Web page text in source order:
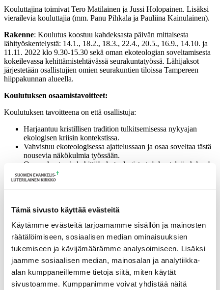
Tämä sivusto käyttää evästeitä
Käytämme evästeitä tarjoamamme sisällön ja mainosten
räätälöimiseen, sosiaalisen median ominaisuuksien
tukemiseen ja kävijämäärämme analysoimiseen. Lisäksi
jaamme sosiaalisen median, mainosalan ja analytiikka-
alan kumppaneillemme tietoja siitä, miten käytät
sivustoamme. Kumppanimme voivat yhdistää näitä
Kouluttajina toimivat Tero Matilainen ja Jussi Holopainen. Lisäksi
vierailevia kouluttajia (mm. Panu Pihkala ja Pauliina Kainulainen).
Rakenne: Koulutus koostuu kahdeksasta päivän mittaisesta
lähityöskentelystä: 14.1., 18.2., 18.3., 22.4., 20.5., 16.9., 14.10. ja
11.11. 2022 klo 9.30-15.30 sekä oman ekoteologian soveltamisesta
kokeilevassa kehittämistehtävässä seurakuntatyössä. Lähijaksot
järjestetään osallistujien omien seurakuntien tiloissa Tampereen
hiippakunnan alueella.
Koulutuksen osaamistavoitteet:
Koulutuksen tavoitteena on että osallistuja:
Harjaantuu kristillisen tradition tulkitsemisessa nykyajan
ekologisen kriisin kontekstissa.
Vahvistuu ekoteologisessa ajattelussaan ja osaa soveltaa tästä
nousevia näkökulmia työssään.
Osaa rakentaa ja kehittää ekoteologista työskentelyä yhdessä
seurakuntalaisten kanssa.
Kohderyhmä:
Papit ja muut ekoteologiasta kiinnostuneet seurakuntien työntekijät.
Koulutuksen hinta: n. 200 euroa sekä matka- ja
ruokailukustannuksia.
Lisätietoja
tero.matilainen@evl.fi